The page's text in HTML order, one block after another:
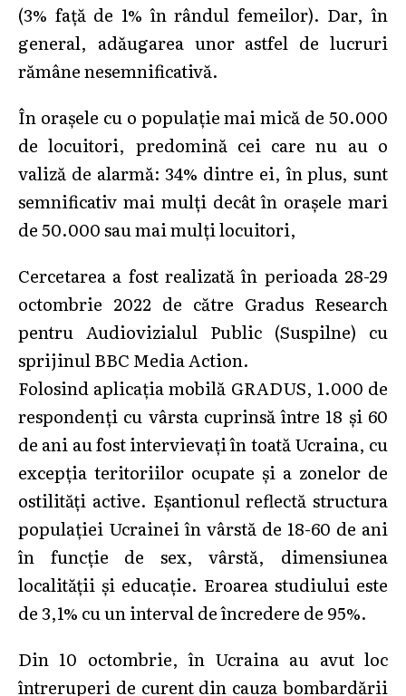
(3% față de 1% în rândul femeilor). Dar, în
general, adăugarea unor astfel de lucruri
rămâne nesemnificativă.
În orașele cu o populație mai mică de 50.000
de locuitori, predomină cei care nu au o
valiză de alarmă: 34% dintre ei, în plus, sunt
semnificativ mai mulți decât în orașele mari
de 50.000 sau mai mulți locuitori,
Cercetarea a fost realizată în perioada 28-29
octombrie 2022 de către Gradus Research
pentru Audiovizialul Public (Suspilne) cu
sprijinul BBC Media Action.
Folosind aplicația mobilă GRADUS, 1.000 de
respondenți cu vârsta cuprinsă între 18 și 60
de ani au fost intervievați în toată Ucraina, cu
excepția teritoriilor ocupate și a zonelor de
ostilități active. Eșantionul reflectă structura
populației Ucrainei în vârstă de 18-60 de ani
în funcție de sex, vârstă, dimensiunea
localității și educație. Eroarea studiului este
de 3,1% cu un interval de încredere de 95%.
Din 10 octombrie, în Ucraina au avut loc
întreruperi de curent din cauza bombardării